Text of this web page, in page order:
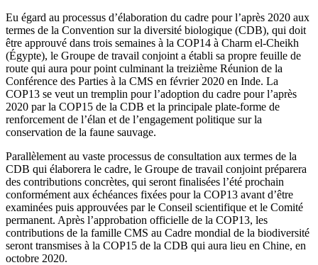
Eu égard au processus d’élaboration du cadre pour l’après 2020 aux
termes de la Convention sur la diversité biologique (CDB), qui doit
être approuvé dans trois semaines à la COP14 à Charm el-Cheikh
(Égypte), le Groupe de travail conjoint a établi sa propre feuille de
route qui aura pour point culminant la treizième Réunion de la
Conférence des Parties à la CMS en février 2020 en Inde. La
COP13 se veut un tremplin pour l’adoption du cadre pour l’après
2020 par la COP15 de la CDB et la principale plate-forme de
renforcement de l’élan et de l’engagement politique sur la
conservation de la faune sauvage.
Parallèlement au vaste processus de consultation aux termes de la
CDB qui élaborera le cadre, le Groupe de travail conjoint préparera
des contributions concrètes, qui seront finalisées l’été prochain
conformément aux échéances fixées pour la COP13 avant d’être
examinées puis approuvées par le Conseil scientifique et le Comité
permanent. Après l’approbation officielle de la COP13, les
contributions de la famille CMS au Cadre mondial de la biodiversité
seront transmises à la COP15 de la CDB qui aura lieu en Chine, en
octobre 2020.